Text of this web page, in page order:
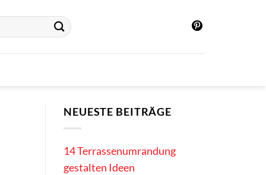
NEUESTE BEITRÄGE
14 Terrassenumrandung
gestalten Ideen